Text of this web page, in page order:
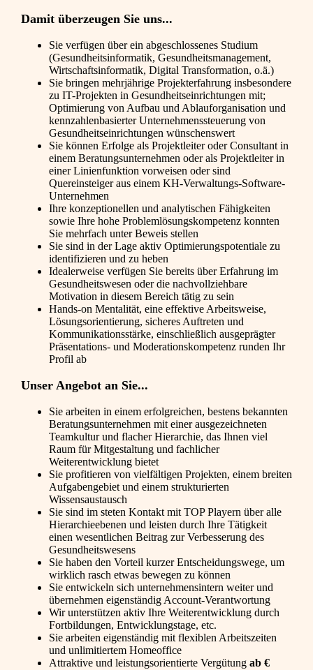
Damit überzeugen Sie uns...
Sie verfügen über ein abgeschlossenes Studium
(Gesundheitsinformatik, Gesundheitsmanagement,
Wirtschaftsinformatik, Digital Transformation, o.ä.)
Sie bringen mehrjährige Projekterfahrung insbesondere
zu IT-Projekten in Gesundheitseinrichtungen mit;
Optimierung von Aufbau und Ablauforganisation und
kennzahlenbasierter Unternehmenssteuerung von
Gesundheitseinrichtungen wünschenswert
Sie können Erfolge als Projektleiter oder Consultant in
einem Beratungsunternehmen oder als Projektleiter in
einer Linienfunktion vorweisen oder sind
Quereinsteiger aus einem KH-Verwaltungs-Software-
Unternehmen
Ihre konzeptionellen und analytischen Fähigkeiten
sowie Ihre hohe Problemlösungskompetenz konnten
Sie mehrfach unter Beweis stellen
Sie sind in der Lage aktiv Optimierungspotentiale zu
identifizieren und zu heben
Idealerweise verfügen Sie bereits über Erfahrung im
Gesundheitswesen oder die nachvollziehbare
Motivation in diesem Bereich tätig zu sein
Hands-on Mentalität, eine effektive Arbeitsweise,
Lösungsorientierung, sicheres Auftreten und
Kommunikationsstärke, einschließlich ausgeprägter
Präsentations- und Moderationskompetenz runden Ihr
Profil ab
Unser Angebot an Sie...
Sie arbeiten in einem erfolgreichen, bestens bekannten
Beratungsunternehmen mit einer ausgezeichneten
Teamkultur und flacher Hierarchie, das Ihnen viel
Raum für Mitgestaltung und fachlicher
Weiterentwicklung bietet
Sie profitieren von vielfältigen Projekten, einem breiten
Aufgabengebiet und einem strukturierten
Wissensaustausch
Sie sind im steten Kontakt mit TOP Playern über alle
Hierarchieebenen und leisten durch Ihre Tätigkeit
einen wesentlichen Beitrag zur Verbesserung des
Gesundheitswesens
Sie haben den Vorteil kurzer Entscheidungswege, um
wirklich rasch etwas bewegen zu können
Sie entwickeln sich unternehmensintern weiter und
übernehmen eigenständig Account-Verantwortung
Wir unterstützen aktiv Ihre Weiterentwicklung durch
Fortbildungen, Entwicklungstage, etc.
Sie arbeiten eigenständig mit flexiblen Arbeitszeiten
und unlimitiertem Homeoffice
Attraktive und leistungsorientierte Vergütung ab €